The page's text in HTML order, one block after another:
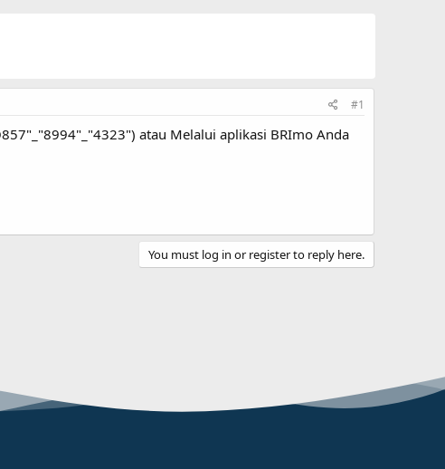
#1
atau Melalui aplikasi BRImo Anda
You must log in or register to reply here.